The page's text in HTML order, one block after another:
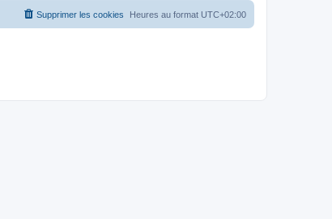
Heures au format UTC+02:00
Supprimer les cookies